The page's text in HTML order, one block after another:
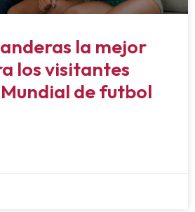
la mejor
los visitantes
de futbol